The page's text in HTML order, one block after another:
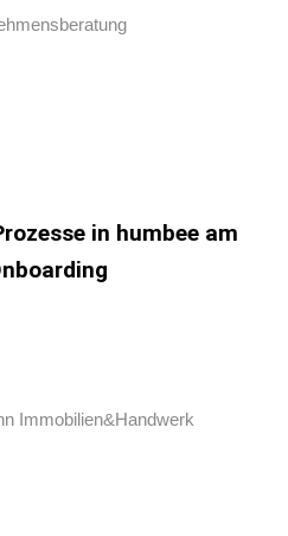
in humbee am
Immobilien&Handwerk